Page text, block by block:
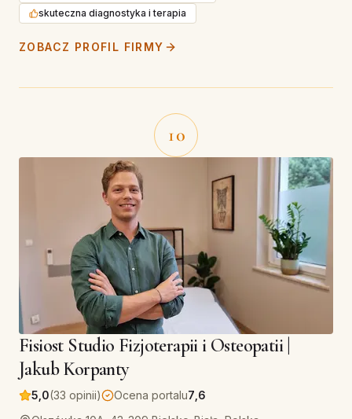
skuteczna diagnostyka i terapia
ZOBACZ PROFIL FIRMY
10
Fisiost Studio Fizjoterapii i Osteopatii |
Jakub Korpanty
5,0(33 opinii) Ocena portalu7,6